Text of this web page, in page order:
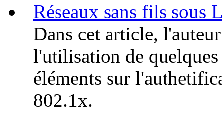
Réseaux sans fils sous
Dans cet article,
l'utilisation de quelques
éléments sur
802.1x.